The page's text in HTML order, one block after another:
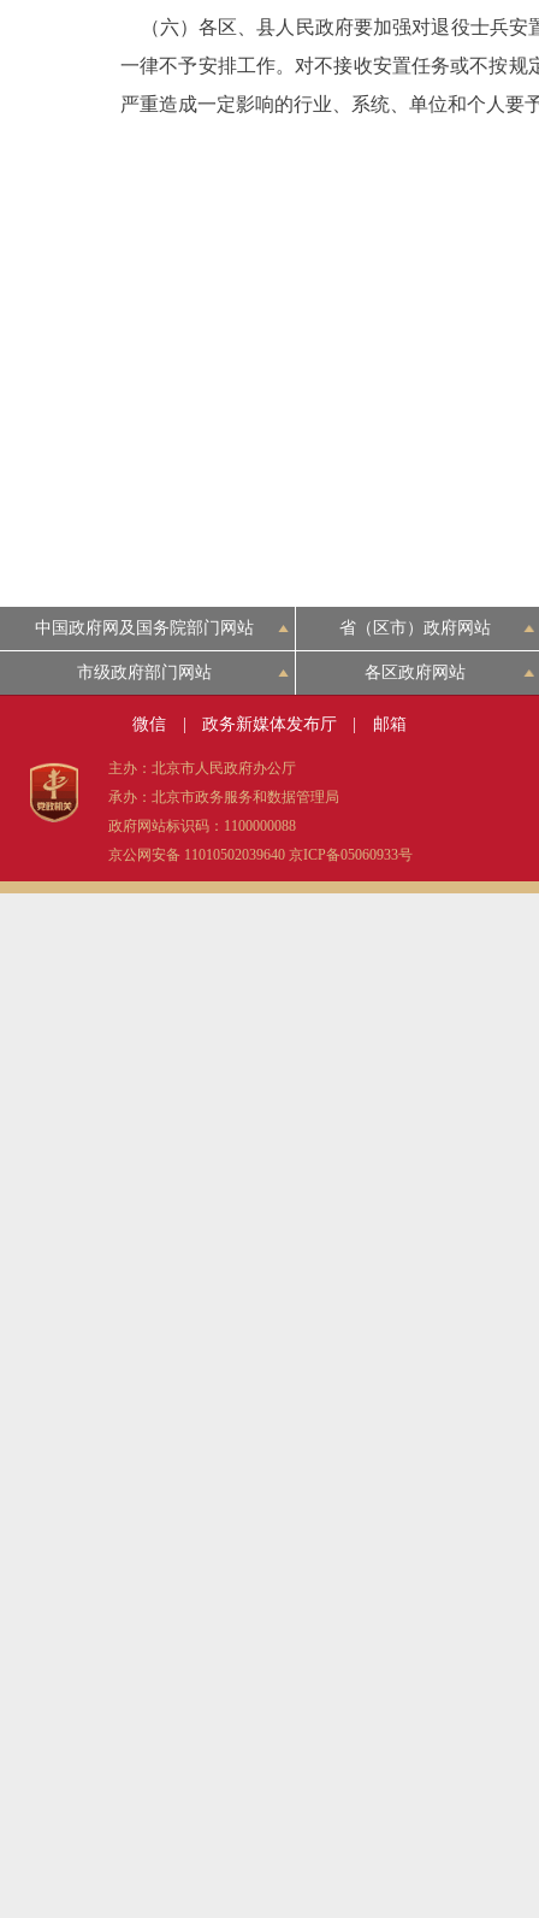
（六）各区、县人民政府要加强对退役士兵安
一律不予安排工作。对不接收安置任务或不按
严重造成一定影响的行业、系统、单位和个人要
中国政府网及国务院部门网站 省（区市）政府网站
市级政府部门网站 各区政府网站
微信 政务新媒体发布厅 邮箱
主办：北京市人民政府办公厅
承办：北京市政务服务和数据管理局
政府网站标识码：1100000088
京公网安备 11010502039640 京ICP备05060933号